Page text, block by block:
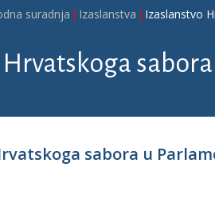
suradnja Izaslanstva Izaslanstvo
Hrvatskoga
sabora u